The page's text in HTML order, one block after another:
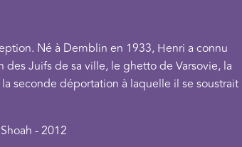
Né à Demblin en 1933, Henri a connu
Juifs de sa ville, le ghetto de Varsovie, la
seconde déportation à laquelle il se soustrait
- 2012